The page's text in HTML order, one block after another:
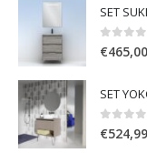
SET
0 out
€465,00
SET
0out
€524,99